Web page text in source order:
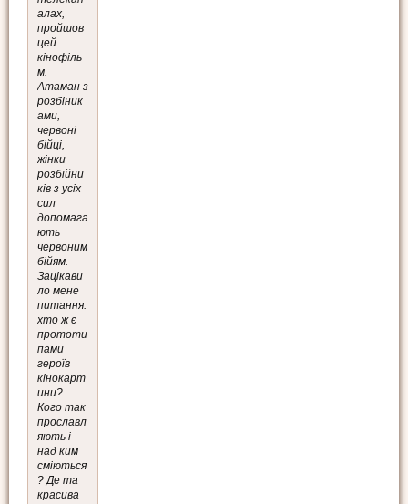
алах,
пройшов
цей
кінофіль
м.
Атаман з
розбіник
ами,
червоні
бійці,
жінки
розбійни
ків з усіх
сил
допомага
ють
червоним
бійям.
Зацікави
ло мене
питання:
хто ж є
прототи
пами
героїв
кінокарт
ини?
Кого так
прославл
яють і
над ким
сміються
? Де та
красива